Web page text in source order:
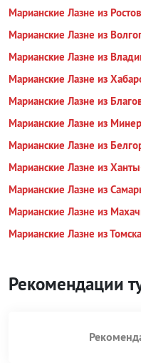
Марианские Лазне из
Марианские Лазне из
Марианские Лазне из
Марианские Лазне из
Марианские Лазне из
Марианские Лазне из
Марианские Лазне из
Марианские Лазне из
Марианские Лазне из
Марианские Лазне из
Марианские Лазне из Томска
Рекомендации